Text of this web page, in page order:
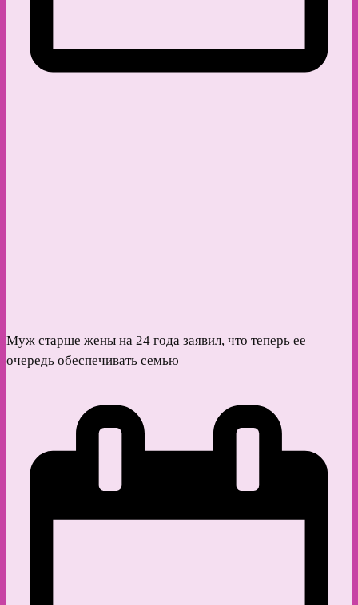
Муж старше жены на 24 года заявил, что теперь ее
очередь обеспечивать семью